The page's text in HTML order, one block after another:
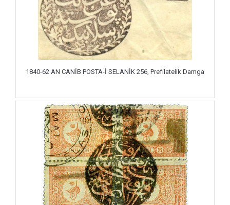
1840-62 AN CANİB POSTA-İ SELANİK 256, Prefilatelik Damga